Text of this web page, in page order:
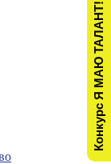
Конкурс Я МАЮ ТАЛАНТ!